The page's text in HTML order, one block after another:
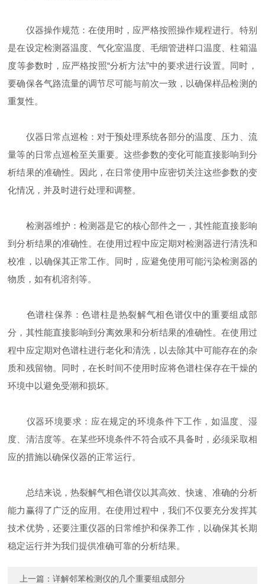
仪器操作规范：在使用时，应严格按照操作规程进行。特别
是在设定检测器温度、气化室温度、毛细管进样口温度、柱箱温
度等参数时，应严格按照“分析方法”中的要求进行设置。同时，
要确保各气路流量的调节尽可能与前次一致，以确保样品检测的
重复性。
仪器日常点巡检：对于预处理系统各部分的温度、压力、流
量等的日常点巡检至关重要。这些参数的变化可能直接影响到分
析结果的准确性。因此，在日常使用中应密切关注这些参数的变
化情况，并及时进行处理和调整。
检测器维护：检测器是它的核心部件之一，其性能直接影响
到分析结果的准确性。在使用过程中应定期对检测器进行清洗和
校准，以确保其正常工作。同时，应避免使用可能污染检测器的
物质，如有机溶剂等。
色谱柱保养：色谱柱是热裂解气相色谱仪中的重要组成部
分，其性能直接影响到分离效果和分析结果的准确性。在使用过
程中应定期对色谱柱进行老化和清洗，以去除其中可能存在的杂
质和残留物。同时，在长时间不使用时应将色谱柱保存在干燥的
环境中以避免受潮和损坏。
仪器环境要求：应在规定的环境条件下工作，如温度、湿
度、清洁度等。在某些环境条件不符合或不具备时，必须采取相
应的措施以确保仪器的正常运行。
总结来说，热裂解气相色谱仪以其高效、快速、准确的分析
能力赢得了广泛的应用。在使用过程中，我们不仅要充分发挥其
技术优势，还要注重仪器的日常维护和保养工作，以确保其长期
稳定运行并为我们提供准确可靠的分析结果。
上一篇：详解邻苯检测仪的几个重要组成部分